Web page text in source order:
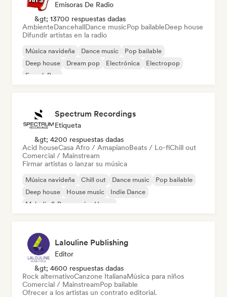
Emisoras De Radio
&gt; 13700 respuestas dadas
AmbienteDancehallDance musicPop bailableDeep house
Difundir artistas en la radio
Música navideña Dance music
Pop bailable
Deep house
Dream pop Electrónica
Electropop
French Pop
Spectrum Recordings
Etiqueta
&gt; 4200 respuestas dadas
Acid houseCasa Afro / AmapianoBeats / Lo-fiChill out
Comercial / Mainstream
Firmar artistas o lanzar su música
Música navideña Chill out Dance music
Pop bailable
Deep house
House music
Indie Dance
Melodic & Progressive House
Lalouline Publishing
Editor
&gt; 4600 respuestas dadas
Rock alternativoCanzone ItalianaMúsica para niños
Comercial / MainstreamPop bailable
Ofrecer a los artistas un contrato editorial.